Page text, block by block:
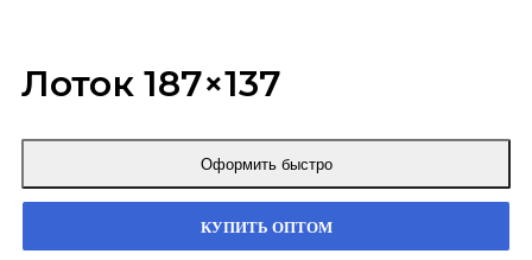
Лоток 187×137
Оформить быстро
КУПИТЬ ОПТОМ